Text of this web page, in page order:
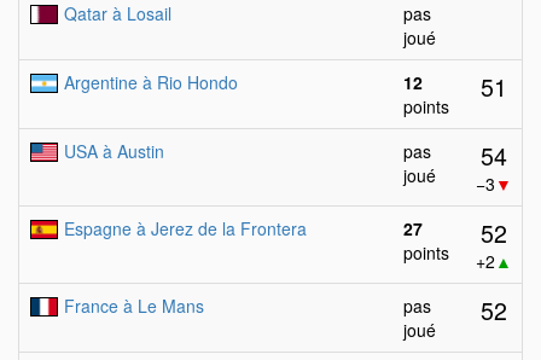
Qatar à Losail
pas
joué
Argentine à Rio Hondo
12
points
51
USA à Austin
pas
joué
54
−3 ▼
Espagne à Jerez de la Frontera
27
points
52
+2 ▲
France à Le Mans
pas
joué
52